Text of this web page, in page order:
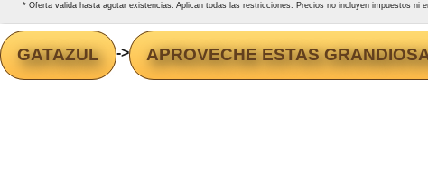
* Oferta valida hasta agotar existencias. Aplican todas las restricciones. Precios no incluyen impuestos ni
GATAZUL -> APROVECHE ESTAS